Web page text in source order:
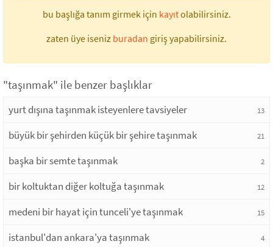
bu başlığa tanım girmek için kayıtolabilirsiniz.
zaten üye iseniz buradan giriş yapabilirsiniz.
"taşınmak" ile benzer başlıklar
yurt dışına taşınmak isteyenlere tavsiyeler 13
büyük bir şehirden küçük bir şehire taşınmak 21
başka bir semte taşınmak 2
bir koltuktan diğer koltuğa taşınmak 12
medeni bir hayat için tunceli'ye taşınmak 15
istanbul'dan ankara'ya taşınmak 4